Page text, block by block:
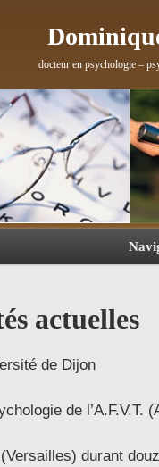
docteur en psychologie –
actuelles
de Dijon
de
durant